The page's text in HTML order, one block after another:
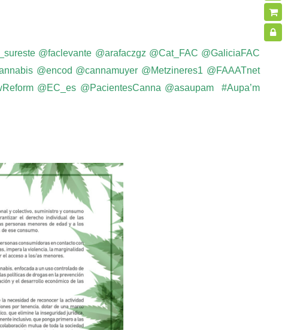
@faclevante @arafaczgz @Cat_FAC @GaliciaFAC
@encod @cannamuyer @Metzineres1 @FAAATnet
@EC_es @PacientesCanna @asaupam #Aupa’m